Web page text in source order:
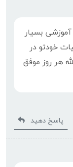
بسیار
خودتو در
هر روز موفق
پاسخ دهید